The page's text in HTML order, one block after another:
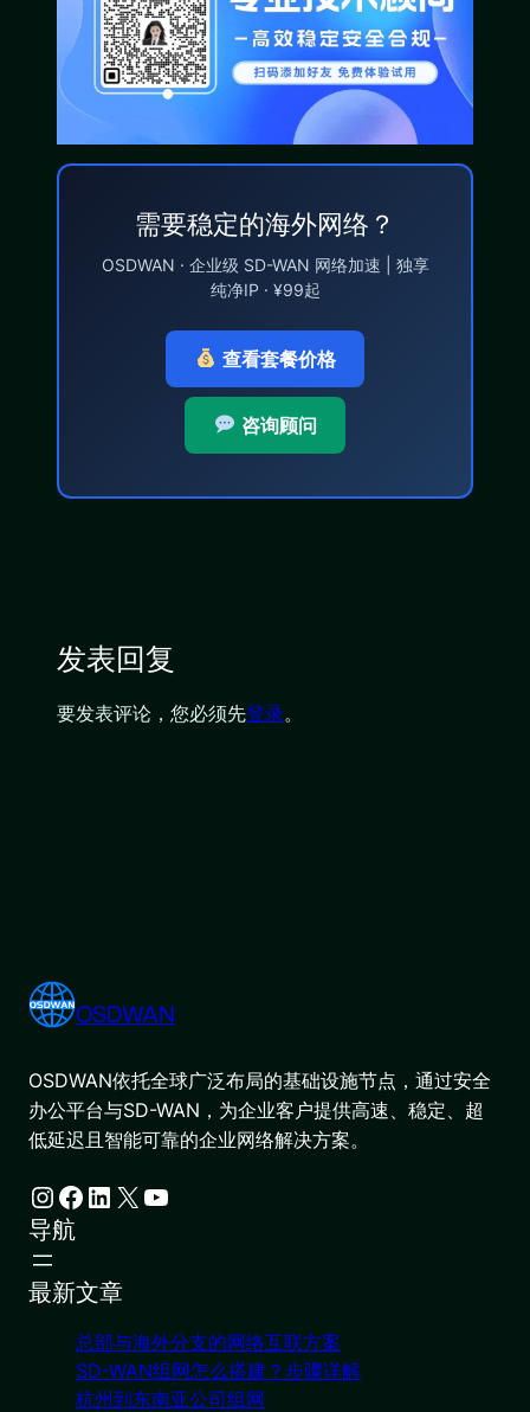
需要稳定的海外网络？
OSDWAN · 企业级 SD-WAN 网络加速 | 独享
纯净IP · ¥99起
查看套餐价格
咨询顾问
发表回复
要发表评论，您必须先登录。
OSDWAN
OSDWAN依托全球广泛布局的基础设施节点，通过安全
办公平台与SD-WAN，为企业客户提供高速、稳定、超
低延迟且智能可靠的企业网络解决方案。
Instagram Facebook LinkedIn X YouTube
导航
最新文章
总部与海外分支的网络互联方案
SD-WAN组网怎么搭建？步骤详解
杭州到东南亚公司组网